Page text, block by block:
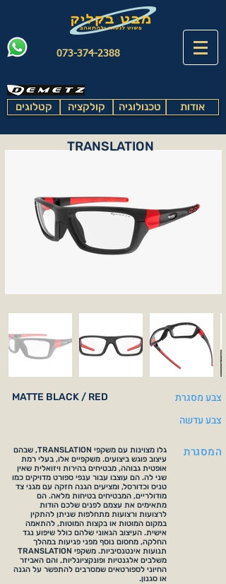
073-374-2388
קטלוגים קולקציה טכנולוגיה אודות
TRANSLATION
MATTE BLACK / RED
צבע מסגרת
צבע עדשה
גלו מצוינות עם משקפי TRANSLATION, שבהם
עיצוב פוגש ביצועים. משקפיים אלו, בעלי רמת
אופטית גבוהה, מבטיחים בהירות ויזואלית שאין
שני לה. הם עוצבו עבור ענפי ספורט מדויקים כמו
טניס וכדורסל, ומציעים הגנה חזקה עם מגני צד
מודולריים, המבטיחים בטיחות מלאה. הם
מתאימים את עצמם לפנים שלכם הודות
לרצועות ורצועות מתחלפות שניתן להתקין
במקום המוטות או בקצות המוטות, להתאמה
אישית. העיצוב הגאוני שלהם כולל שיפוע נגד
החלקה, מחסום נוסף מפני פגיעות במהלך
תנועות אינטנסיביות. משקפי TRANSLATION
משלבים אלגנטיות ופונקציונליות, והם האביזר
החיוני לספורטאים שמסרבים להתפשר על הגנה
או סגנון.
המסגרת